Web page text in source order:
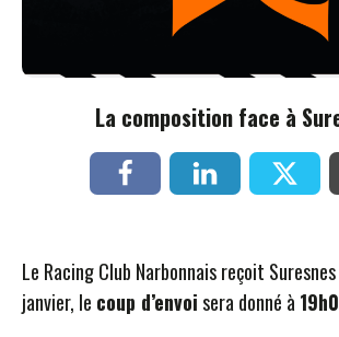
La composition face à
Le Racing Club Narbonnais reçoit
janvier, le coup d’envoisera donné à